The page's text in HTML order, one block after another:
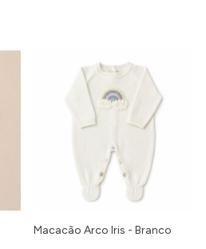
Macacão Arco Iris - Branco